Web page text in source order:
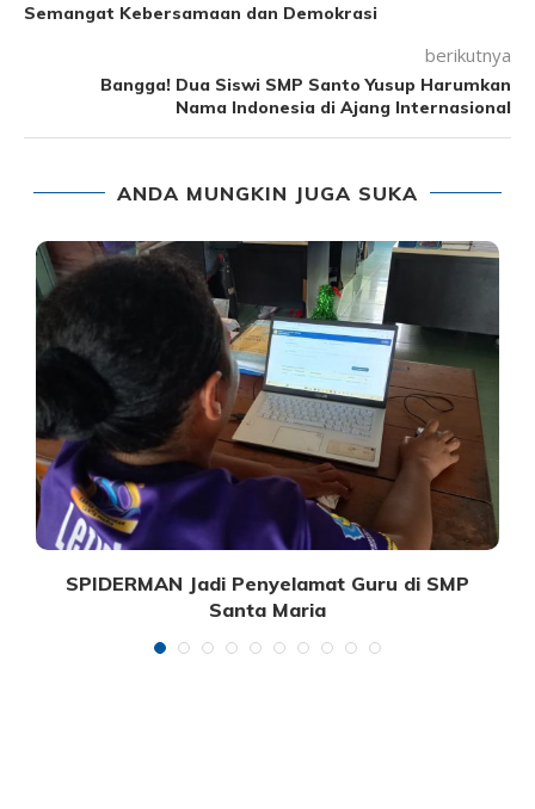
Semangat Kebersamaan dan Demokrasi
berikutnya
Bangga! Dua Siswi SMP Santo Yusup Harumkan
Nama Indonesia di Ajang Internasional
ANDA MUNGKIN JUGA SUKA
SPIDERMAN Jadi Penyelamat Guru di SMP
Santa Maria